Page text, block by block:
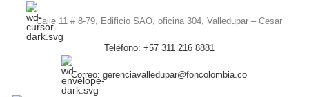
Calle 11 # 8-79, Edificio SAO, oficina 304, Valledupar – Cesar
Teléfono: +57 311 216 8881
Correo: gerenciavalledupar@foncolombia.co